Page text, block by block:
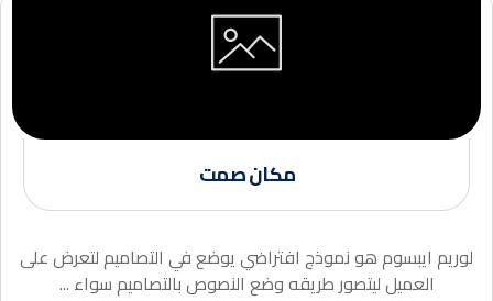
مكان صمت
لوريم ايبسوم هو نموذج افتراضي يوضع في التصاميم لتعرض على
العميل ليتصور طريقه وضع النصوص بالتصاميم سواء ...